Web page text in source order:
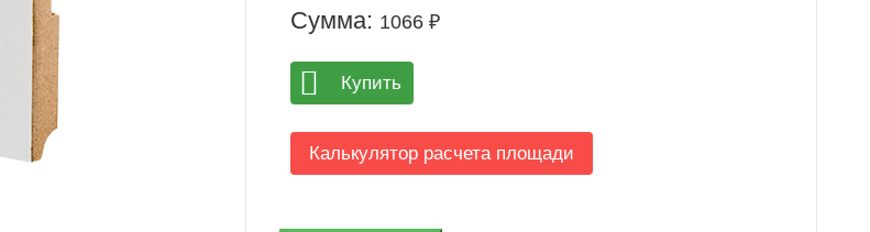
Сумма: 1066 ₽
Купить
Калькулятор расчета площади